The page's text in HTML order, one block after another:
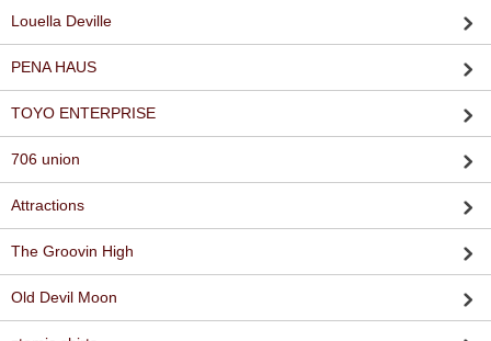
Louella Deville
PENA HAUS
TOYO ENTERPRISE
706 union
Attractions
The Groovin High
Old Devil Moon